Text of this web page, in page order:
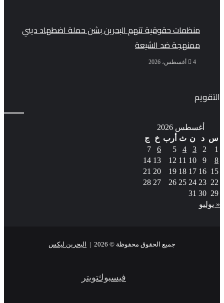
منظمات حقوقية تتهم البحرين بشن حملة اضطهاد ديني
ممنهجة ضد الشيعة
4 أغسطس، 2026
التقويم
أغسطس 2026
س
د ن ث أرب خ
ج
1
2
3
4
5
6
7
8
9
10
11
12
13
14
15
16
17
18
19
20
21
22
23
24
25
26
27
28
29
30
31
« يوليو
جميع الحقوق محفوظة © 2026 | البحرين ليكس
فيسبوكتويتر